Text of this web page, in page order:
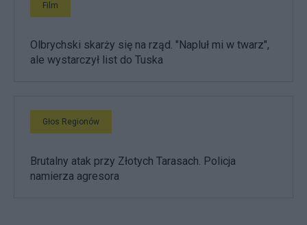
Film
Olbrychski skarży się na rząd. "Napluł mi w twarz",
ale wystarczył list do Tuska
Głos Regionów
Brutalny atak przy Złotych Tarasach. Policja
namierza agresora